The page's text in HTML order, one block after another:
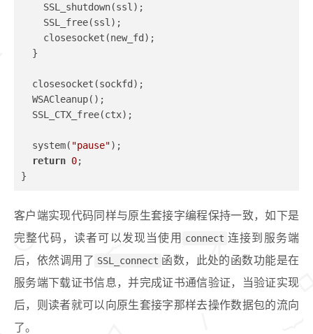
    SSL_shutdown(ssl);
    SSL_free(ssl);
    closesocket(new_fd);
  }
  closesocket(sockfd);
  WSACleanup();
  SSL_CTX_free(ctx);
  system(
"pause");
return 0;
}
客户端实现代码同样与原生套接字编程保持一致，如下是
完整代码，读者可以发现当使用 connect 连接到服务端
后，依然调用了 SSL_connect 函数，此处的函数功能是在
服务端下载证书信息，并完成证书通信验证，当验证实现
后，则读者就可以向原生套接字那样去操作数据包的流向
了。